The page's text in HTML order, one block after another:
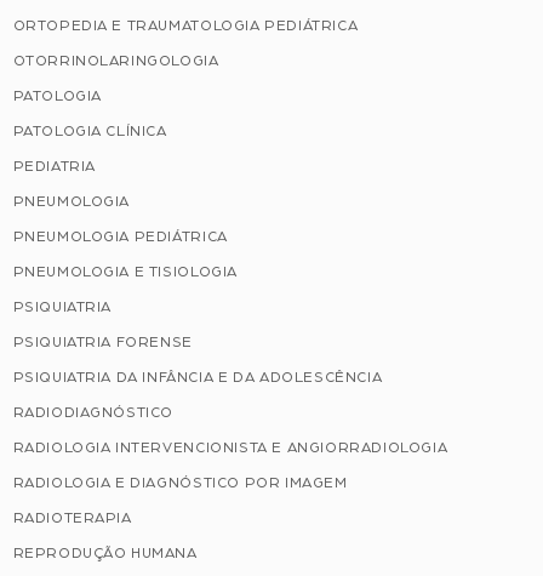
ORTOPEDIA E TRAUMATOLOGIA PEDIÁTRICA
OTORRINOLARINGOLOGIA
PATOLOGIA
PATOLOGIA CLÍNICA
PEDIATRIA
PNEUMOLOGIA
PNEUMOLOGIA PEDIÁTRICA
PNEUMOLOGIA E TISIOLOGIA
PSIQUIATRIA
PSIQUIATRIA FORENSE
PSIQUIATRIA DA INFÂNCIA E DA ADOLESCÊNCIA
RADIODIAGNÓSTICO
RADIOLOGIA INTERVENCIONISTA E ANGIORRADIOLOGIA
RADIOLOGIA E DIAGNÓSTICO POR IMAGEM
RADIOTERAPIA
REPRODUÇÃO HUMANA